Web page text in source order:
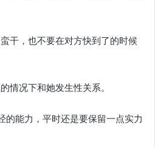
干，也不要在对方快到了的时候
情况下和她发生性关系。
的能力，平时还是要保留一点实力